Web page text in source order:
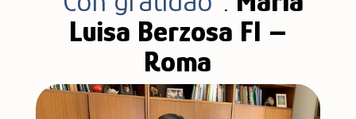
Luisa Berzosa FI –
Roma